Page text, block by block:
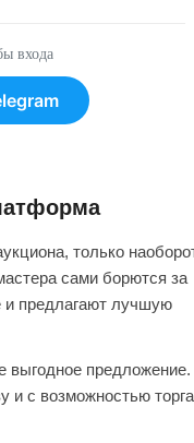
входа
только
сами борются за
и предлагают лучшую
выгодное предложение.
и с возможностью торга